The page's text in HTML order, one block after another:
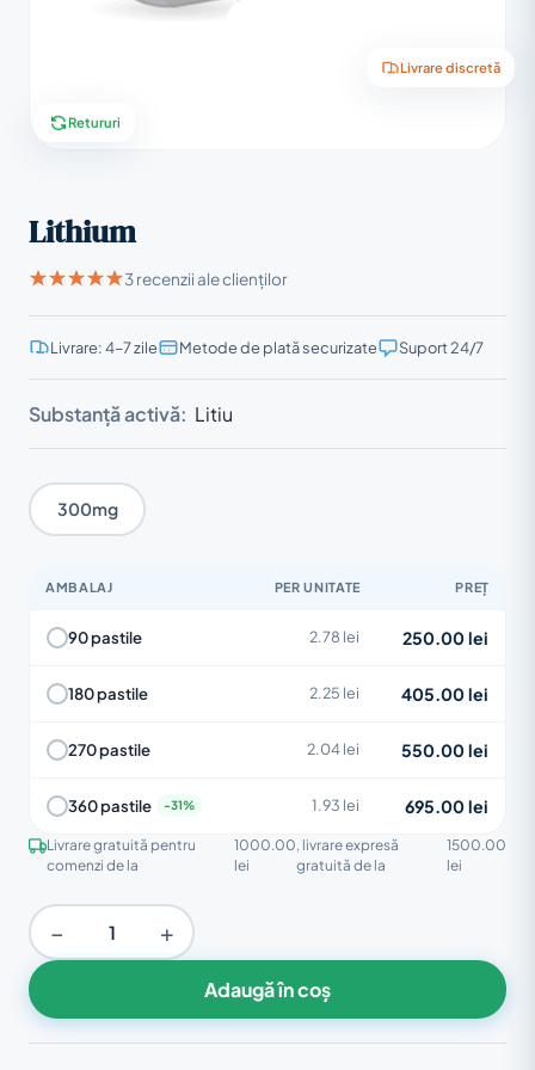
Livrare discretă
Retururi
Lithium
3 recenzii ale clienților
Livrare: 4–7 zile Metode de plată securizate Suport 24/7
Substanță activă: Litiu
300mg
AMBALAJ PER UNITATE PREȚ
90 pastile 2.78 lei 250.00 lei
180 pastile 2.25 lei 405.00 lei
270 pastile 2.04 lei 550.00 lei
360 pastile 1.93 lei 695.00 lei
Livrare gratuită pentru
comenzi de la
1000.00
lei
, livrare expresă
gratuită de la
1500.00
lei
− +
Adaugă în coș